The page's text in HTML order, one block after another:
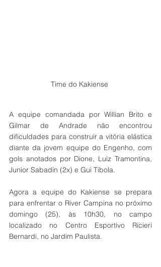
Time do Kakiense
A equipe comandada por Willian Brito e
Gilmar de Andrade não encontrou
dificuldades para construir a vitória elástica
diante da jovem equipe do Engenho, com
gols anotados por Dione, Luiz Tramontina,
Junior Sabadin (2x) e Gui Tibola.
Agora a equipe do Kakiense se prepara
para enfrentar o River Campina no próximo
domingo (25), às 10h30, no campo
localizado no Centro Esportivo Ricieri
Bernardi, no Jardim Paulista.